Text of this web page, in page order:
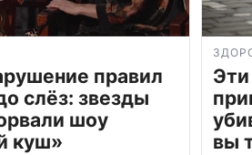
правил
слёз: звезды
шоу
куш»
вы